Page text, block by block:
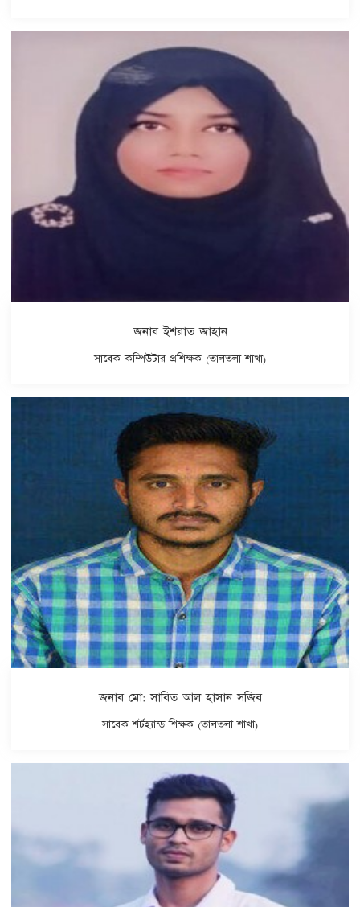
জনাব ইশরাত জাহান
সাবেক কম্পিউটার প্রশিক্ষক (তালতলা শাখা)
জনাব মো: সাবিত আল হাসান সজিব
সাবেক শর্টহ্যান্ড শিক্ষক (তালতলা শাখা)